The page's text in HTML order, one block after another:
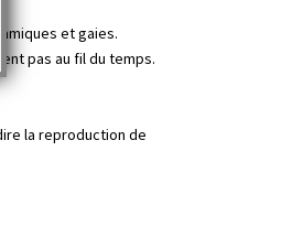
et gaies.
pas au fil du temps.
la reproduction de